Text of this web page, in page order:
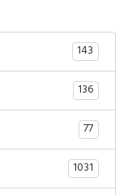
143
136
77
1031